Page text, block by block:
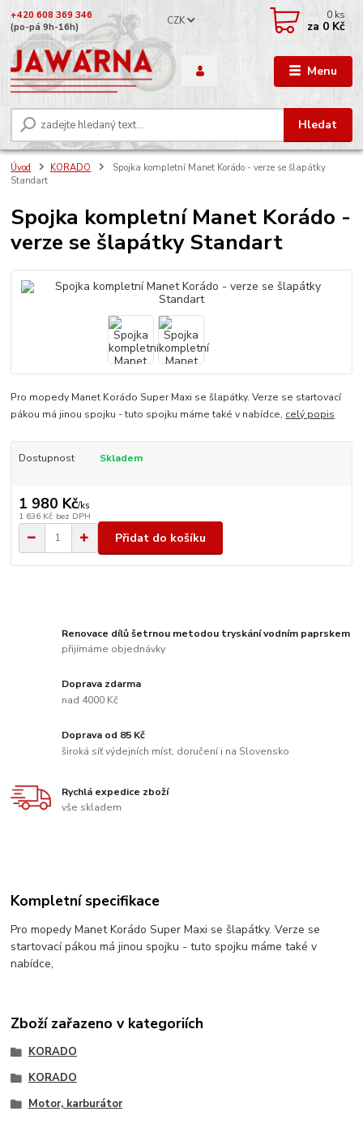
Menu
CZK
Hledat
+420 608 369 346
(po-pá 9h-16h)
0 ks
za 0 Kč
Úvod KORADO
Spojka kompletní Manet Korádo - verze se šlapátky
Standart
Spojka kompletní Manet Korádo -
verze se šlapátky Standart
Pro mopedy Manet Korádo Super Maxi se šlapátky. Verze se startovací
pákou má jinou spojku - tuto spojku máme také v nabídce, celý popis
Dostupnost Skladem
1 980 Kč/ks
1 636 Kč bez DPH
Přidat do košíku
Renovace dílů šetrnou metodou tryskání vodním paprskem
přijímáme objednávky
Doprava zdarma
nad 4000 Kč
Doprava od 85 Kč
široká síť výdejních míst, doručení i na Slovensko
Rychlá expedice zboží
vše skladem
Kompletní specifikace
Pro mopedy Manet Korádo Super Maxi se šlapátky. Verze se
startovací pákou má jinou spojku - tuto spojku máme také v
nabídce,
Zboží zařazeno v kategoriích
KORADO
KORADO
Motor, karburátor